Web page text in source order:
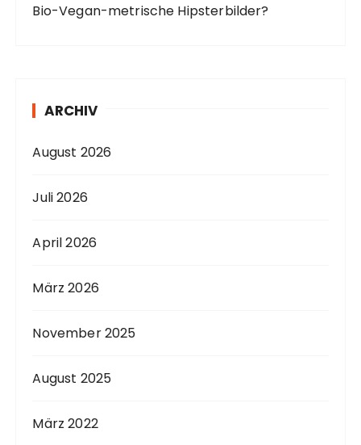
Bio-Vegan-metrische Hipsterbilder?
ARCHIV
August 2026
Juli 2026
April 2026
März 2026
November 2025
August 2025
März 2022